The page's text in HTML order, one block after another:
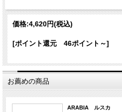
価格:4,620円(税込)
[ポイント還元 46ポイント～]
お薦めの商品
ARABIA